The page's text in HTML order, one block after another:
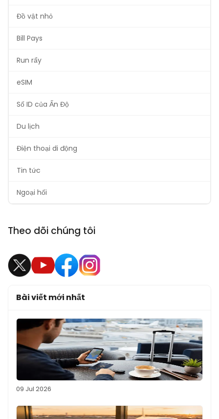
Đồ vật nhỏ
Bill Pays
Run rẩy
eSIM
Số ID của Ấn Độ
Du lịch
Điện thoại di động
Tin tức
Ngoại hối
Theo dõi chúng tôi
Bài viết mới nhất
09 Jul 2026